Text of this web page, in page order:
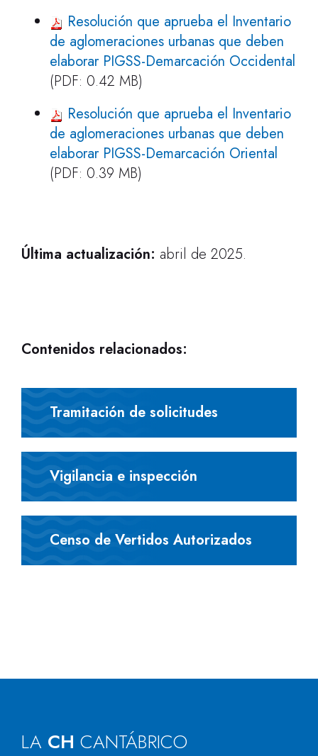
Resolución que aprueba el Inventario
de aglomeraciones urbanas que deben
elaborar PIGSS-Demarcación Occidental
(PDF: 0.42 MB)
Resolución que aprueba el Inventario
de aglomeraciones urbanas que deben
elaborar PIGSS-Demarcación Oriental
(PDF: 0.39 MB)
Última actualización: abril de 2025.
Contenidos relacionados:
Tramitación de solicitudes
Vigilancia e inspección
Censo de Vertidos Autorizados
LA CH CANTÁBRICO